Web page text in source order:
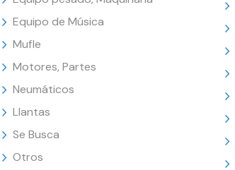
Equipo de Música
Mufle
Motores, Partes
Neumáticos
Llantas
Se Busca
Otros